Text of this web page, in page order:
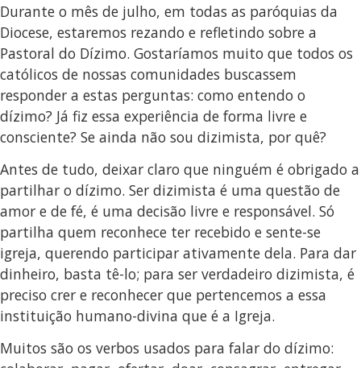
Durante o mês de julho, em todas as paróquias da
Diocese, estaremos rezando e refletindo sobre a
Pastoral do Dízimo. Gostaríamos muito que todos os
católicos de nossas comunidades buscassem
responder a estas perguntas: como entendo o
dízimo? Já fiz essa experiência de forma livre e
consciente? Se ainda não sou dizimista, por quê?
Antes de tudo, deixar claro que ninguém é obrigado a
partilhar o dízimo. Ser dizimista é uma questão de
amor e de fé, é uma decisão livre e responsável. Só
partilha quem reconhece ter recebido e sente-se
igreja, querendo participar ativamente dela. Para dar
dinheiro, basta tê-lo; para ser verdadeiro dizimista, é
preciso crer e reconhecer que pertencemos a essa
instituição humano-divina que é a Igreja.
Muitos são os verbos usados para falar do dízimo: